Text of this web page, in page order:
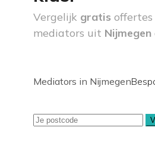
Vergelijk gratis offertes
mediators uit Nijmegen
Mediators in Nijmegen